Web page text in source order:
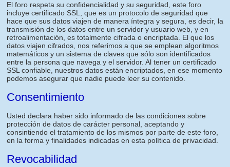
El foro respeta su confidencialidad y su seguridad, este foro
incluye certificado SSL, que es un protocolo de seguridad que
hace que sus datos viajen de manera íntegra y segura, es decir, la
transmisión de los datos entre un servidor y usuario web, y en
retroalimentación, es totalmente cifrada o encriptada. El que los
datos viajen cifrados, nos referimos a que se emplean algoritmos
matemáticos y un sistema de claves que sólo son identificados
entre la persona que navega y el servidor. Al tener un certificado
SSL confiable, nuestros datos están encriptados, en ese momento
podemos asegurar que nadie puede leer su contenido.
Consentimiento
Usted declara haber sido informado de las condiciones sobre
protección de datos de carácter personal, aceptando y
consintiendo el tratamiento de los mismos por parte de este foro,
en la forma y finalidades indicadas en esta política de privacidad.
Revocabilidad